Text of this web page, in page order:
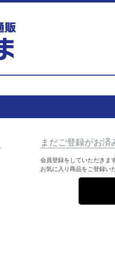
まだご登録がお済
会員登録をしていただきま
お気に入り商品をご登録い